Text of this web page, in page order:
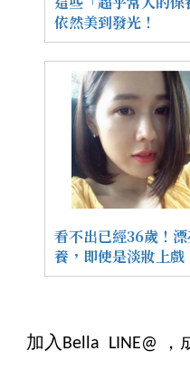
依然美到發光！
看不出已經36歲！
養，即使是淡妝上戲
加入Bella LINE@